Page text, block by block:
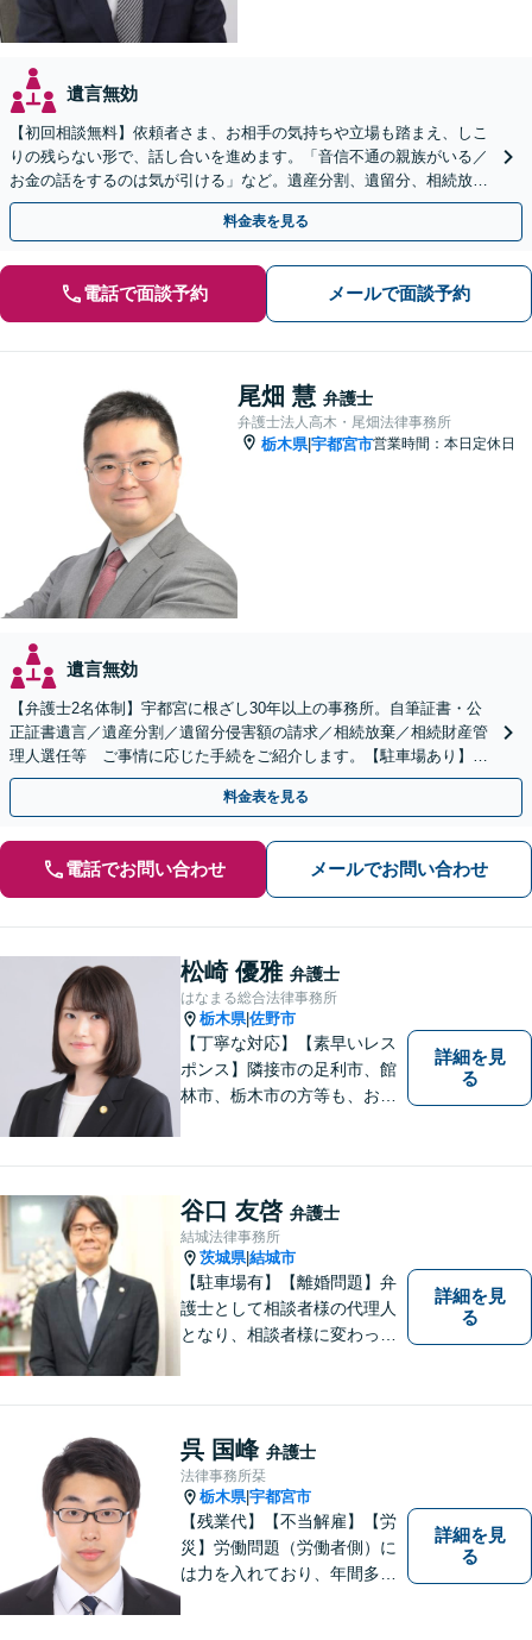
遺言無効
【初回相談無料】依頼者さま、お相手の気持ちや立場も踏まえ、しこ
りの残らない形で、話し合いを進めます。「音信不通の親族がいる／
お金の話をするのは気が引ける」など。遺産分割、遺留分、相続放
棄、使い込みなど、お気軽にご相談ください【完全個室】
料金表を見る
電話で面談予約 メールで面談予約
尾畑 慧 弁護士
弁護士法人高木・尾畑法律事務所
栃木県|宇都宮市営業時間：本日定休日
遺言無効
【弁護士2名体制】宇都宮に根ざし30年以上の事務所。自筆証書・公
正証書遺言／遺産分割／遺留分侵害額の請求／相続放棄／相続財産管
理人選任等 ご事情に応じた手続をご紹介します。【駐車場あり】
【当日・夜間・休日対応】
料金表を見る
電話でお問い合わせ メールでお問い合わせ
松崎 優雅 弁護士
はなまる総合法律事務所
栃木県|佐野市
【丁寧な対応】【素早いレス
ポンス】隣接市の足利市、館
林市、栃木市の方等も、お気
験しました。不貞の慰謝料の
ご相談は、内容によって、初
回相談を無料としておりま
す。
詳細を見
る
谷口 友啓 弁護士
結城法律事務所
茨城県|結城市
【駐車場有】【離婚問題】弁
護士として相談者様の代理人
となり、相談者様に変わって
明確に判断をお示しし、問題
解決をサポートさせていただ
きますので、是非ご相談くだ
さい。
詳細を見
る
呉 国峰 弁護士
法律事務所栞
栃木県|宇都宮市
【残業代】【不当解雇】【労
災】労働問題（労働者側）に
は力を入れており、年間多数
詳細を見
る